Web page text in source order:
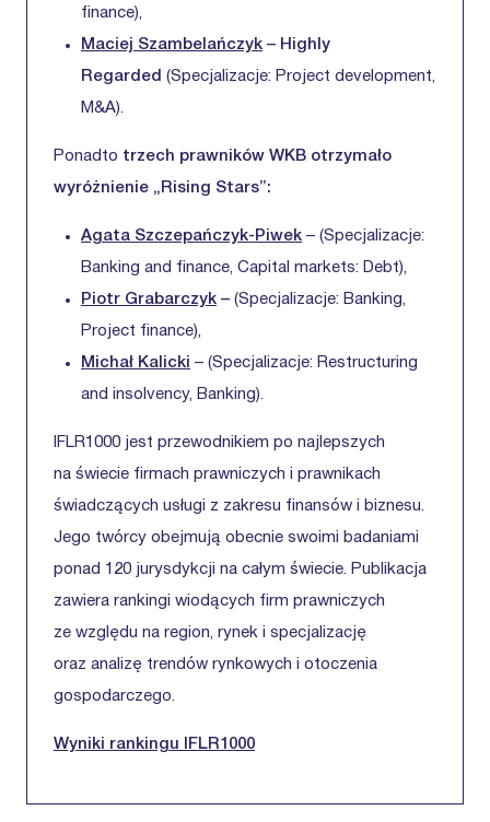
finance),
Maciej Szambelańczyk – Highly
Regarded (Specjalizacje: Project development,
M&A).
Ponadto trzech prawników WKB otrzymało
wyróżnienie „Rising Stars”:
Agata Szczepańczyk-Piwek – (Specjalizacje:
Banking and finance, Capital markets: Debt),
Piotr Grabarczyk – (Specjalizacje: Banking,
Project finance),
Michał Kalicki – (Specjalizacje: Restructuring
and insolvency, Banking).
IFLR1000 jest przewodnikiem po najlepszych
na świecie firmach prawniczych i prawnikach
świadczących usługi z zakresu finansów i biznesu.
Jego twórcy obejmują obecnie swoimi badaniami
ponad 120 jurysdykcji na całym świecie. Publikacja
zawiera rankingi wiodących firm prawniczych
ze względu na region, rynek i specjalizację
oraz analizę trendów rynkowych i otoczenia
gospodarczego.
Wyniki rankingu IFLR1000